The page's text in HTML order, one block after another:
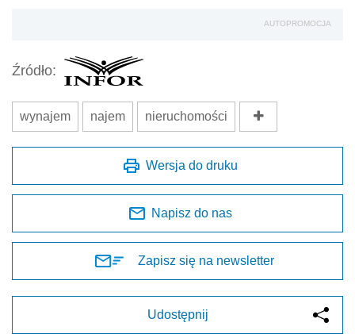
AUTOPROMOCJA
Źródło:
wynajem najem nieruchomości
Wersja do druku
Napisz do nas
Zapisz się na newsletter
Udostępnij